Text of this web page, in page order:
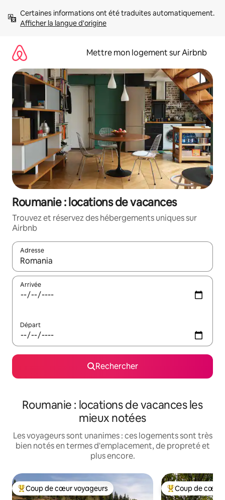
directement
Afficher la langue d'origine
Mettre mon logement sur Airbnb
Roumanie : locations de vacances
Trouvez et réservez des hébergements uniques sur
Airbnb
Adresse
Lorsque les résultats s'affichent, utilisez les flèches vers le
Arrivée
Départ
Rechercher
Roumanie : locations de vacances les
mieux notées
Les voyageurs sont unanimes : ces logements sont très
bien notés en termes d'emplacement, de propreté et
plus encore.
Coups de cœur voyageurs les plus appréciés
Coup de cœur voyageurs Coups de cœur
Coup de cœur